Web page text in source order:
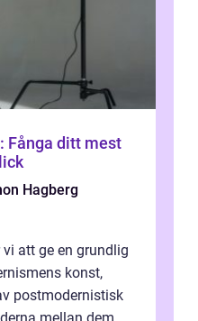
Fånga ditt mest
Hagberg
vi att ge en grundlig
konst,
postmodernistisk